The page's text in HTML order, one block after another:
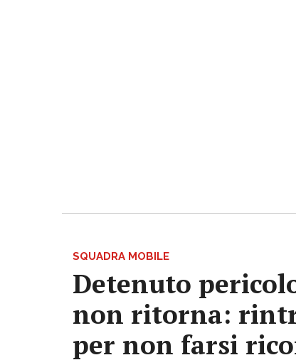
SQUADRA MOBILE
Detenuto
non ritorna:
per non farsi